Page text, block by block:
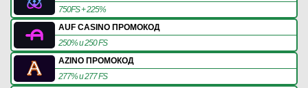
750FS + 225%
AUF CASINO ПРОМОКОД
250% и 250 FS
AZINO ПРОМОКОД
277% и 277 FS